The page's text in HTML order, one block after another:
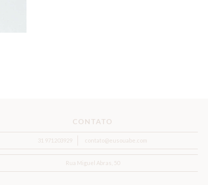
CONTATO
31 971203929 contato@eusouabe.com
Rua Miguel Abras, 50